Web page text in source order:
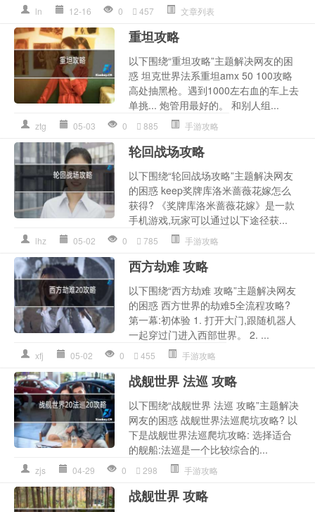
ln 12-16 0 457 文章列表
重坦攻略
以下围绕“重坦攻略”主题解决网友的困
惑 坦克世界法系重坦amx 50 100攻略
高处抽黑枪。遇到1000左右血的车上去
单挑... 炮管用最好的。 和别人组...
ztg 05-03 0 885 手游攻略
轮回战场攻略
以下围绕“轮回战场攻略”主题解决网友
的困惑 keep奖牌库洛米蔷薇花嫁怎么
获得? 《奖牌库洛米蔷薇花嫁》是一款
手机游戏,玩家可以通过以下途径获...
lhz 05-02 0 785 手游攻略
西方劫难 攻略
以下围绕“西方劫难 攻略”主题解决网友
的困惑 西方世界的劫难5全流程攻略?
第一幕:初体验 1. 打开大门,跟随机器人
一起穿过门进入西部世界。 2. ...
xfj 05-02 0 455 手游攻略
战舰世界 法巡 攻略
以下围绕“战舰世界 法巡 攻略”主题解决
网友的困惑 战舰世界法巡爬坑攻略? 以
下是战舰世界法巡爬坑攻略: 选择适合
的舰船:法巡是一个比较综合的...
zjs 04-29 0 298 手游攻略
战舰世界 攻略